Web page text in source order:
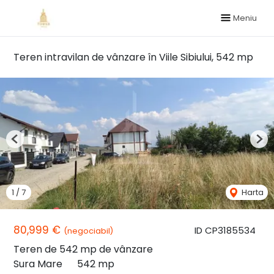
Meniu
Teren intravilan de vânzare în Viile Sibiului, 542 mp
ID CP3185534
80,999 € (negociabil)
Teren de 542 mp de vânzare
Sura Mare
542 mp
1 /7 Harta
Previous